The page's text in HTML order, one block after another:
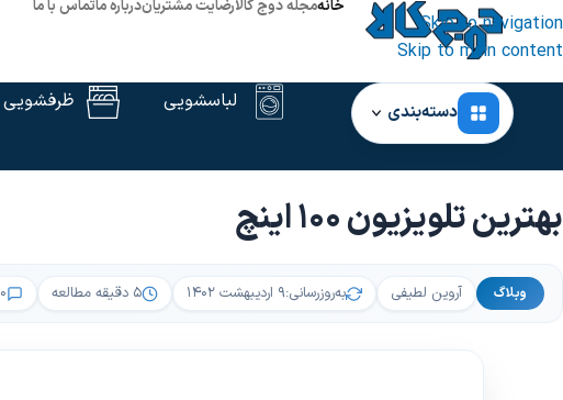
Skip to navigation
Skip to main content
خانهمجله دوج کالارضایت مشتریاندرباره ماتماس با ما
دسته‌بندی لباسشویی ظرفشویی
بهترین تلویزیون 100 اینچ
وبلاگ آروین لطیفی به‌روزرسانی:۹ اردیبهشت ۱۴۰۲ ۵ دقیقه مطالعه ۰ دیدگاه